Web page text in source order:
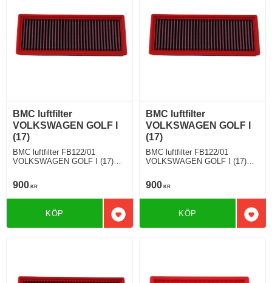
BMC luftfilter
VOLKSWAGEN GOLF I
(17)
BMC luftfilter FB122/01
VOLKSWAGEN GOLF I (17)
900 KR
Lägg till i favoriter
KÖP
BMC luftfilter
VOLKSWAGEN GOLF I
(17)
BMC luftfilter FB122/01
VOLKSWAGEN GOLF I (17)
900 KR
KÖP